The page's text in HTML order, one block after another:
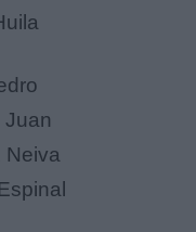
Juan
Neiva